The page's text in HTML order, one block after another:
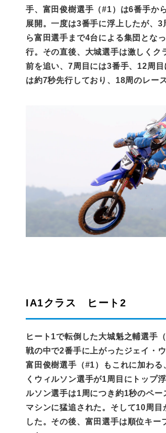
手、富田俊樹選手（#1）は6番手か
展開。一度は3番手に浮上したが、 3
ら富田選手まで4台による集団とな
行。その直後、大城選手は激しくク
前を追い、 7周目には3番手、 12周
は約7秒先行しており、 18周のレー
IA1クラス ヒート2
ヒート 1で転倒した大城魁之輔選手（
戦の中で2番手に上がったジェイ・
富田俊樹選手（#1）もこれに加わる
くウィルソン選手が1周目にトップ
ルソン選手は1周につき約1秒のペー
マシンに猛追された。そして10周目
した。その後、富田選手は順位キ